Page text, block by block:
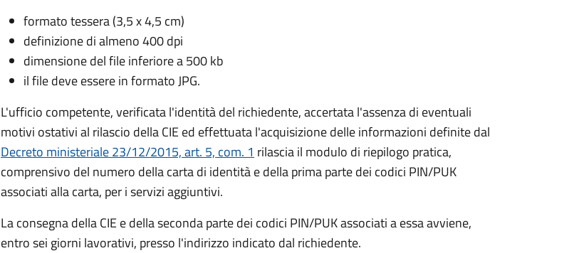
formato tessera (3,5 x 4,5 cm)
definizione di almeno 400 dpi
dimensione del file inferiore a 500 kb
il file deve essere in formato JPG.
L'ufficio competente, verificata l'identità del richiedente, accertata l'assenza di eventuali
motivi ostativi al rilascio della CIE ed effettuata l'acquisizione delle informazioni definite dal
Decreto ministeriale 23/12/2015, art. 5, com. 1 rilascia il modulo di riepilogo pratica,
comprensivo del numero della carta di identità e della prima parte dei codici PIN/PUK
associati alla carta, per i servizi aggiuntivi.
La consegna della CIE e della seconda parte dei codici PIN/PUK associati a essa avviene,
entro sei giorni lavorativi, presso l'indirizzo indicato dal richiedente.